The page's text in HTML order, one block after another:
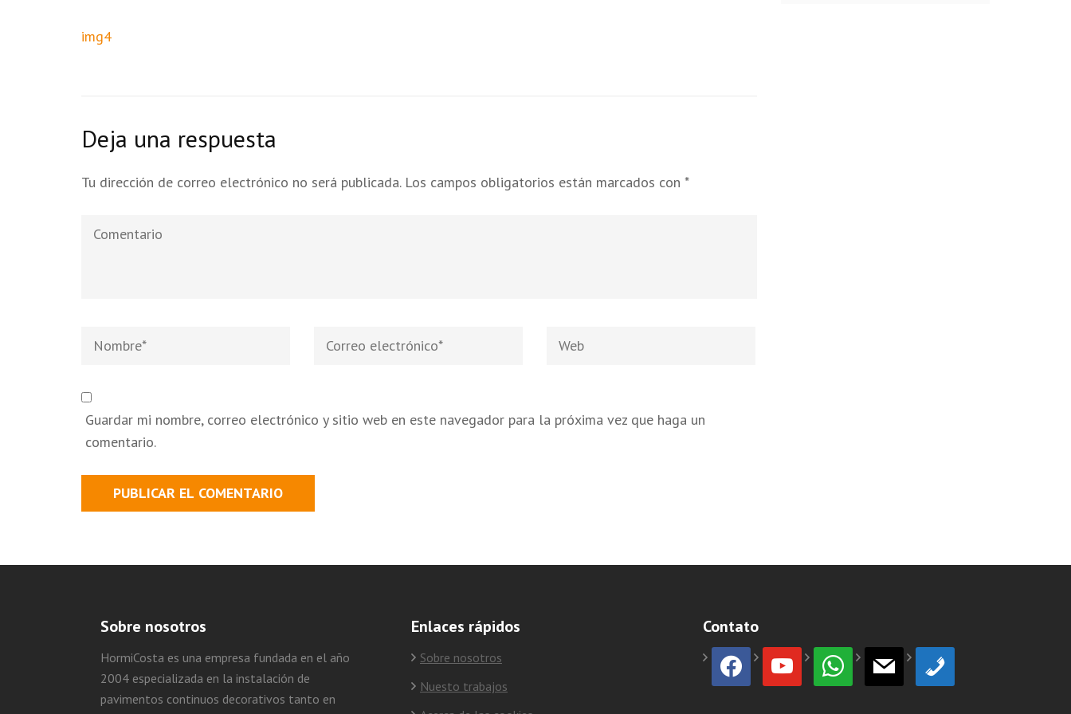
Navegación
img4
Deja una respuesta
Tu dirección de correo electrónico no será publicada. Los campos obligatorios están marcados con *
Comentario
Nombre
Correo
Web
Guardar mi nombre, correo electrónico y sitio web en este navegador para la próxima vez que haga un
comentario.
Sobre nosotros
HormiCosta es una empresa fundada en el año
2004 especializada en la instalación de
pavimentos continuos decorativos tanto en
Enlaces rápidos
Sobre nosotros
Nuesto trabajos
Contato
facebook youtube whatsapp mail phone